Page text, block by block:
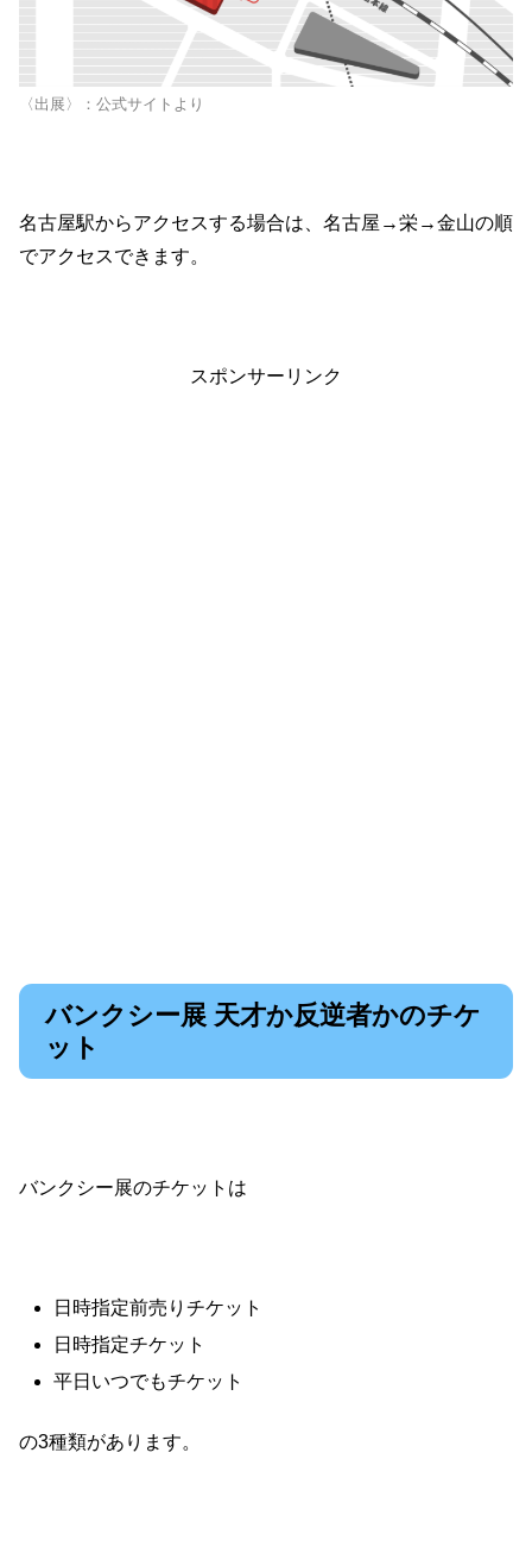
〈出展〉：公式サイトより
名古屋駅からアクセスする場合は、名古屋→栄→金山の順
でアクセスできます。
スポンサーリンク
バンクシー展 天才か反逆者かのチケ
ット
バンクシー展のチケットは
日時指定前売りチケット
日時指定チケット
平日いつでもチケット
の3種類があります。